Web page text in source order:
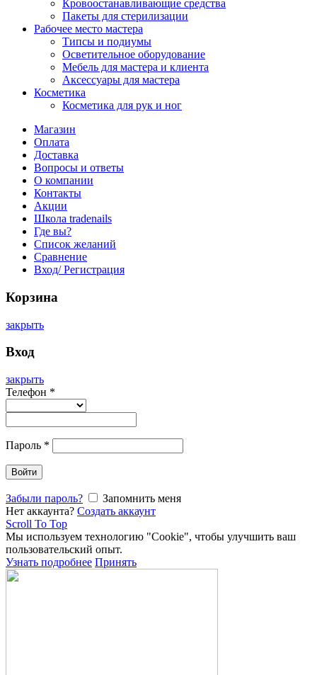
Кровоостанавливающие средства
Пакеты для стерилизации
Рабочее место мастера
Типсы и подиумы
Осветительное оборудование
Мебель для мастера и клиента
Аксессуары для мастера
Косметика
Косметика для рук и ног
Магазин
Оплата
Доставка
Вопросы и ответы
О компании
Контакты
Акции
Школа tradenails
Где вы?
Список желаний
Сравнение
Вход/ Регистрация
Корзина
закрыть
Вход
закрыть
Телефон *
Пароль *
Войти
Забыли пароль?
Запомнить меня
Нет аккаунта? Создать аккаунт
Scroll To Top
Мы используем технологию "Cookie", чтобы улучшить ваш
пользовательский опыт.
Узнать подробнее Принять